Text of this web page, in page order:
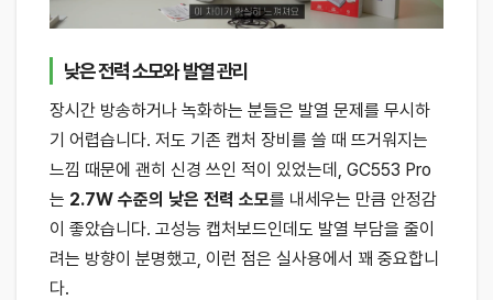
낮은 전력 소모와 발열 관리
장시간 방송하거나 녹화하는 분들은 발열 문제를 무시하
기 어렵습니다. 저도 기존 캡처 장비를 쓸 때 뜨거워지는
느낌 때문에 괜히 신경 쓰인 적이 있었는데, GC553 Pro
는 2.7W 수준의 낮은 전력 소모를 내세우는 만큼 안정감
이 좋았습니다. 고성능 캡처보드인데도 발열 부담을 줄이
려는 방향이 분명했고, 이런 점은 실사용에서 꽤 중요합니
다.